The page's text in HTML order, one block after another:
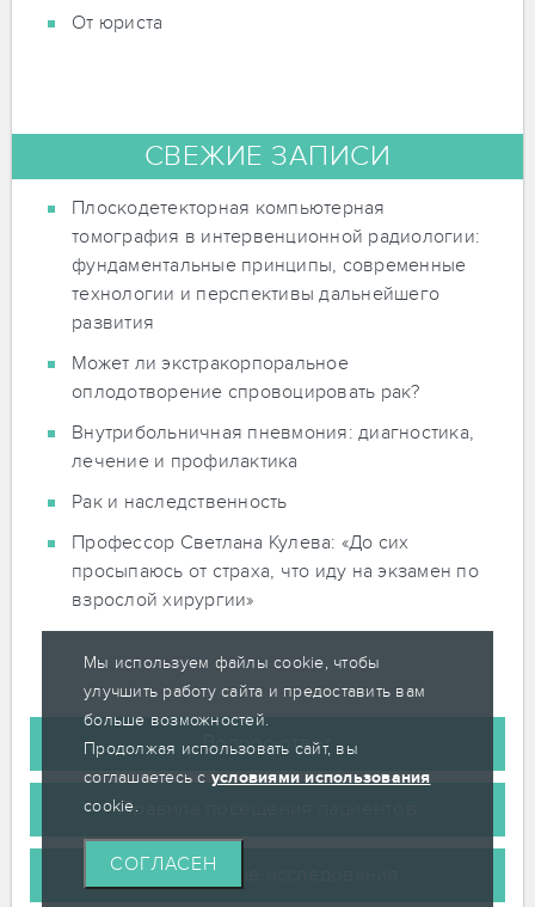
Мы используем файлы cookie, чтобы
улучшить работу сайта и предоставить вам
больше возможностей.
Продолжая использовать сайт, вы
соглашаетесь с условиями использования
cookie.
СОГЛАСЕН
От юриста
СВЕЖИЕ ЗАПИСИ
Плоскодетекторная компьютерная
томография в интервенционной радиологии:
фундаментальные принципы, современные
технологии и перспективы дальнейшего
развития
Может ли экстракорпоральное
оплодотворение спровоцировать рак?
Внутрибольничная пневмония: диагностика,
лечение и профилактика
Рак и наследственность
Профессор Светлана Кулева: «До сих
просыпаюсь от страха, что иду на экзамен по
взрослой хирургии»
Вопрос-ответ
Правила посещения пациентов
Клинические исследования